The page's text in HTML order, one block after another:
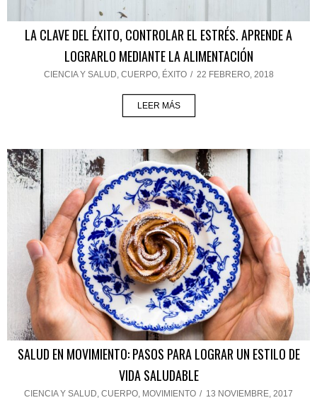
LA CLAVE DEL ÉXITO, CONTROLAR EL ESTRÉS. APRENDE A
LOGRARLO MEDIANTE LA ALIMENTACIÓN
CIENCIA Y SALUD, CUERPO, ÉXITO / 22 FEBRERO, 2018
LEER MÁS
SALUD EN MOVIMIENTO: PASOS PARA LOGRAR UN ESTILO DE
VIDA SALUDABLE
CIENCIA Y SALUD, CUERPO, MOVIMIENTO / 13 NOVIEMBRE, 2017